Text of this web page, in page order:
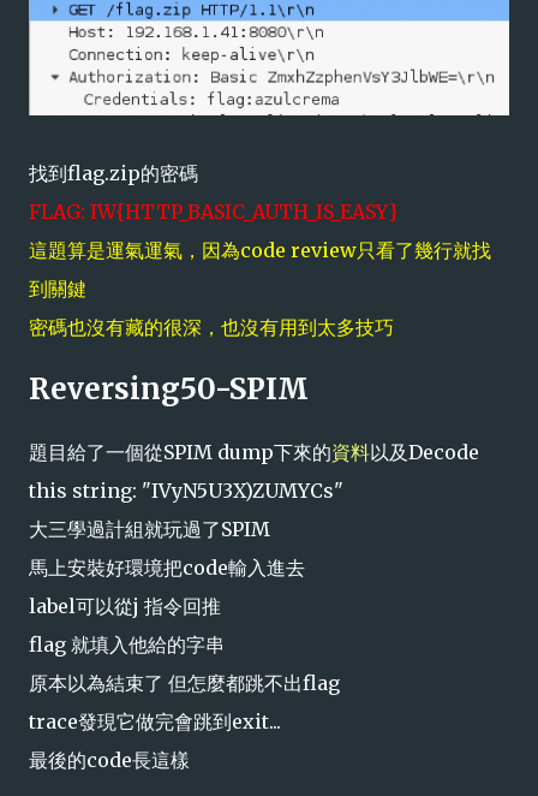
找到flag.zip的密碼
FLAG: IW{HTTP_BASIC_AUTH_IS_EASY}
這題算是運氣運氣，因為code review只看了幾行就找
到關鍵
密碼也沒有藏的很深，也沒有用到太多技巧
Reversing50-SPIM
題目給了一個從SPIM dump下來的資料以及Decode
this string: "IVyN5U3X)ZUMYCs"
大三學過計組就玩過了SPIM
馬上安裝好環境把code輸入進去
label可以從j 指令回推
flag 就填入他給的字串
原本以為結束了 但怎麼都跳不出flag
trace發現它做完會跳到exit...
最後的code長這樣